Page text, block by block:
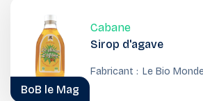
Cabane
Sirop d'agave
Fabricant : Le Bio
BoB le Mag